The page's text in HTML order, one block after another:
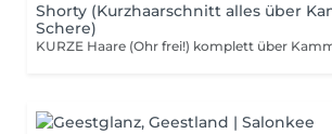
Shorty (Kurzhaarschnitt alles über
Schere)